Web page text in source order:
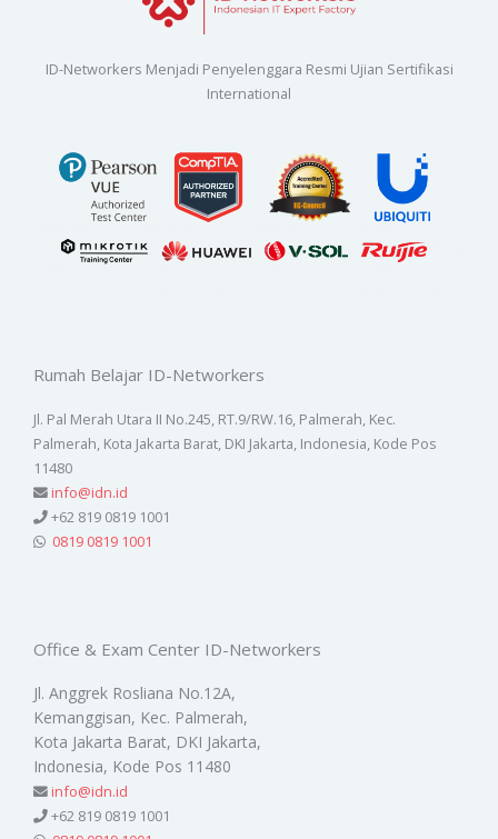
ID-Networkers Menjadi Penyelenggara Resmi Ujian Sertifikasi
International
Rumah Belajar ID-Networkers
Jl. Pal Merah Utara II No.245, RT.9/RW.16, Palmerah, Kec.
Palmerah, Kota Jakarta Barat, DKI Jakarta, Indonesia, Kode Pos
11480
info@idn.id
+62 819 0819 1001
0819 0819 1001
Office & Exam Center ID-Networkers
Jl. Anggrek Rosliana No.12A,
Kemanggisan, Kec. Palmerah,
Kota Jakarta Barat, DKI Jakarta,
Indonesia, Kode Pos 11480
info@idn.id
+62 819 0819 1001